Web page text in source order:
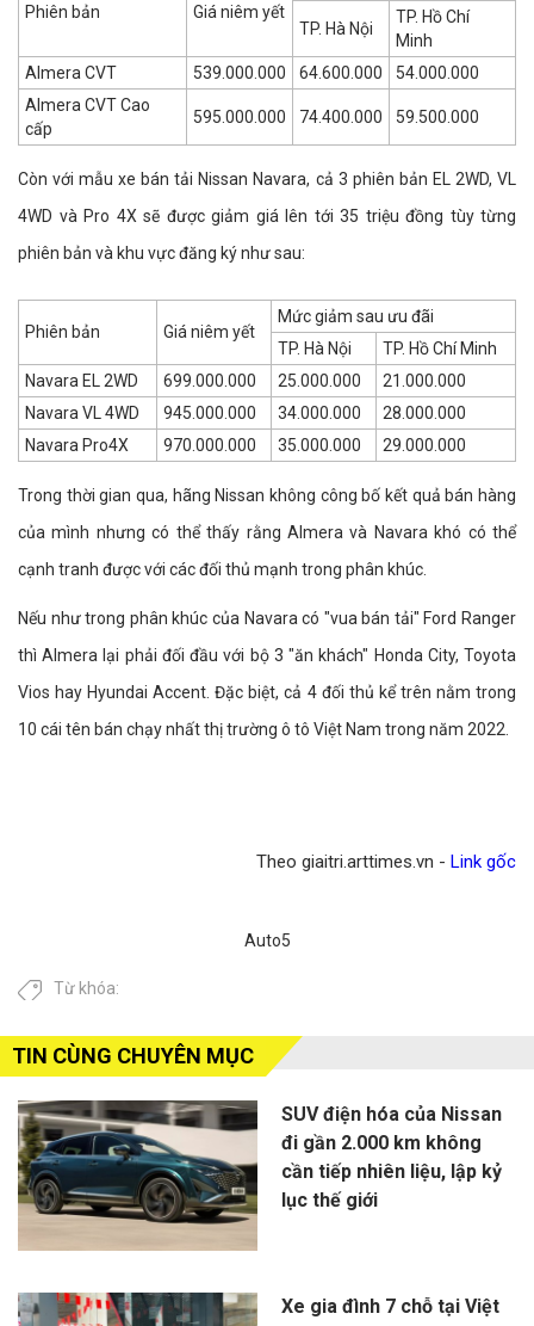
Phiên bản Giá niêm yết
TP. Hà Nội
TP. Hồ Chí
Minh
Almera CVT
539.000.000 64.600.000
54.000.000
Almera CVT Cao
cấp
595.000.000 74.400.000 59.500.000
Còn với mẫu xe bán tải Nissan Navara, cả 3 phiên bản EL 2WD, VL
4WD và Pro 4X sẽ được giảm giá lên tới 35 triệu đồng tùy từng
phiên bản và khu vực đăng ký như sau:
Phiên bản Giá niêm yết
Mức giảm sau ưu đãi
TP. Hà Nội
TP. Hồ Chí Minh
Navara EL 2WD
699.000.000 25.000.000
21.000.000
Navara VL 4WD
945.000.000 34.000.000
28.000.000
Navara Pro4X
970.000.000 35.000.000 29.000.000
Trong thời gian qua, hãng Nissan không công bố kết quả bán hàng
của mình nhưng có thể thấy rằng Almera và Navara khó có thể
cạnh tranh được với các đối thủ mạnh trong phân khúc.
Nếu như trong phân khúc của Navara có "vua bán tải" Ford Ranger
thì Almera lại phải đối đầu với bộ 3 "ăn khách" Honda City, Toyota
Vios hay Hyundai Accent. Đặc biệt, cả 4 đối thủ kể trên nằm trong
10 cái tên bán chạy nhất thị trường ô tô Việt Nam trong năm 2022.
Theo giaitri.arttimes.vn - Link gốc
Auto5
Từ khóa:
TIN CÙNG CHUYÊN MỤC
SUV điện hóa của Nissan
đi gần 2.000 km không
cần tiếp nhiên liệu, lập kỷ
lục thế giới
Xe gia đình 7 chỗ tại Việt